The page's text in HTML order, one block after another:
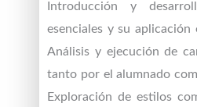
Introducción y
esenciales y su aplicación
Análisis y ejecución de
tanto por el alumnado
Exploración de estilos